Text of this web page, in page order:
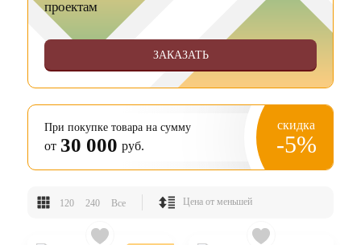
проектам
ЗАКАЗАТЬ
При покупке товара на сумму
от 30 000 руб.
скидка
-5%
120 240 Все